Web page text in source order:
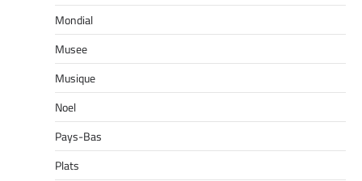
Mondial
Musee
Musique
Noel
Pays-Bas
Plats